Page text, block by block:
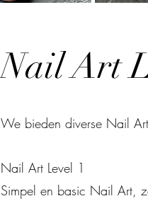
Nail Art
We bieden diverse Nail
Nail Art Level 1
Simpel en basic Nail Art,